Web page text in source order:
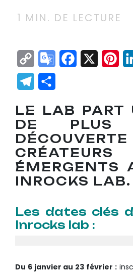
1 MIN. DE LECTURE
Copy
Link
GoogleFacebook
X
Telegram
LE LAB PART
DE
CRÉATEURS
ÉMERGENTS
INROCKS LAB.
Les dates clés
Inrocks lab :
Du 6 janvier au 23 février :